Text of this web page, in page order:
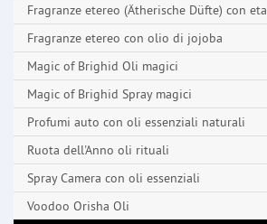
Fragranze etereo (Ätherische Düfte) con
Fragranze etereo con olio di jojoba
Magic of Brighid Oli magici
Magic of Brighid Spray magici
Profumi auto con oli essenziali naturali
Ruota dell'Anno oli rituali
Spray Camera con oli essenziali
Voodoo Orisha Oli